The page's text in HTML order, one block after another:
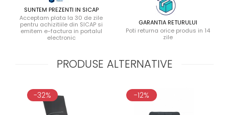
SUNTEM PREZENTI IN SICAP
Acceptam plata la 30 de zile
pentru achizitiile din SICAP si
emitem e-factura in portalul
electronic
GARANTIA RETURULUI
Poti returna orice produs in 14
zile
PRODUSE ALTERNATIVE
-32% -12%